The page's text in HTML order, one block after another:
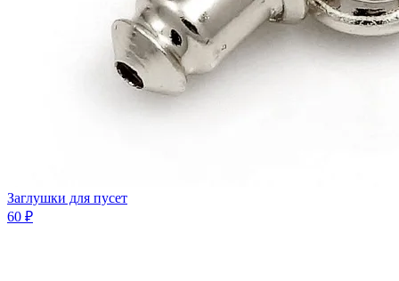
Заглушки для пусет
60 ₽